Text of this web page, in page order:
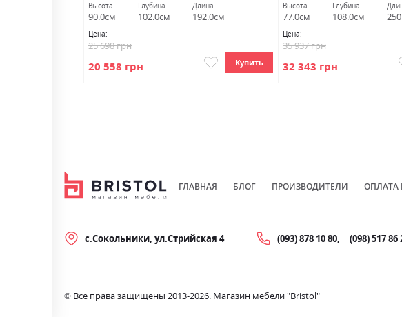
Высота
90.0см
Глубина
102.0см
Длина
192.0см
Цена:
20 558 грн
25 698 грн
Купить
Высота
77.0см
Глубина
108.0см
Цена:
32 343 грн
35 937 грн
ГЛАВНАЯ БЛОГ ПРОИЗВОДИТЕЛИ ОПЛАТА
с.Сокольники, ул.Стрийская 4 (093) 878 10 80 (098) 517 86
© Все права защищены 2013-2026. Магазин мебели "Bristol"